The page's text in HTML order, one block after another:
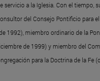
servicio a la Iglesia. Con el tiempo,
del Consejo Pontificio para
1992), miembro ordinario de la
de 1999) y miembro del
para la Doctrina de la Fe